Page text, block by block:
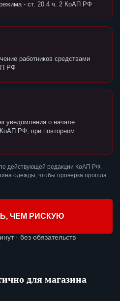
режима - ст. 20.4 ч. 2 КоАП РФ
работников средствами
РФ
уведомления о начале
РФ, при повторном
действующей редакции КоАП РФ.
одежды, чтобы проверка прошла
ЧЕМ РИСКУЮ
· без обязательств
для магазина